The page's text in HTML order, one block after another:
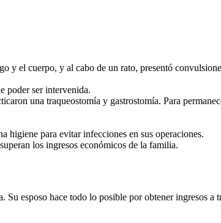
y el cuerpo, y al cabo de un rato, presentó
poder ser intervenida.
una traqueostomía y gastrostomía. Para
higiene para evitar infecciones en sus operaciones.
los ingresos económicos de la familia.
Su esposo hace todo lo posible por obtener ingresos a